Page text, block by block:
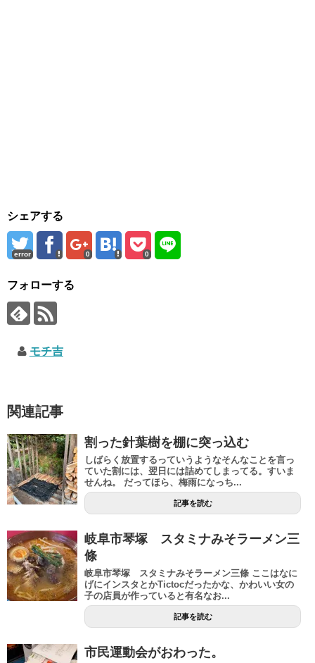
シェアする
error 0 0
フォローする
モチ吉
関連記事
割った針葉樹を棚に突っ込む
しばらく放置するっていうようなそんなことを言っ
ていた割には、翌日には詰めてしまってる。すいま
せんね。 だってほら、梅雨になっち...
記事を読む
岐阜市琴塚 スタミナみそラーメン三
條
岐阜市琴塚 スタミナみそラーメン三條 ここはなに
げにインスタとかTictocだったかな、かわいい女の
子の店員が作っていると有名なお...
記事を読む
市民運動会がおわった。